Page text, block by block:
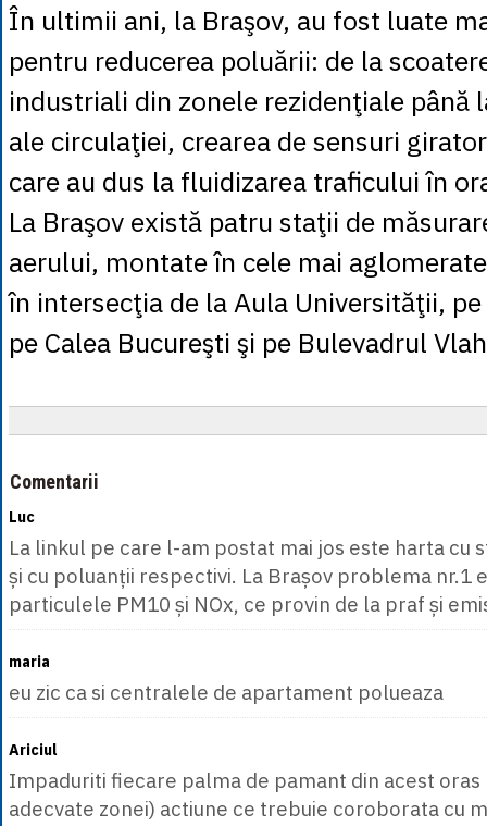
În ultimii ani, la Braşov, au fost luate
pentru reducerea poluării: de la
industriali din zonele rezidenţiale până
ale circulaţiei, crearea de sensuri
care au dus la fluidizarea traficului în
La Braşov există patru staţii de
aerului, montate în cele mai
în intersecţia de la Aula Universităţii,
pe Calea Bucureşti şi pe Bulevadrul
Comentarii
Luc
La linkul pe care l-am postat mai jos este harta cu
și cu poluanții respectivi. La Brașov problema nr.1
particulele PM10 și NOx, ce provin de la praf și
maria
eu zic ca si centralele de apartament polueaza
Ariciul
Impaduriti fiecare palma de pamant din acest
adecvate zonei) actiune ce trebuie coroborata cu